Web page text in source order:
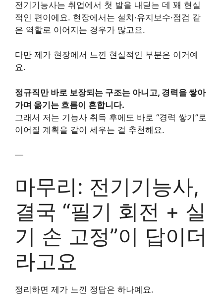
전기기능사는 취업에서 첫 발을 내딛는 데 꽤 현실
적인 편이에요. 현장에서는 설치·유지보수·점검 같
은 역할로 이어지는 경우가 많고요.
다만 제가 현장에서 느낀 현실적인 부분은 이거예
요.
정규직만 바로 보장되는 구조는 아니고, 경력을 쌓아
가며 옮기는 흐름이 흔합니다.
그래서 저는 기능사 취득 후에도 바로 “경력 쌓기”로
이어질 계획을 같이 세우는 걸 추천해요.
—
마무리: 전기기능사,
결국 “필기 회전 + 실
기 손 고정”이 답이더
라고요
정리하면 제가 느낀 정답은 하나예요.